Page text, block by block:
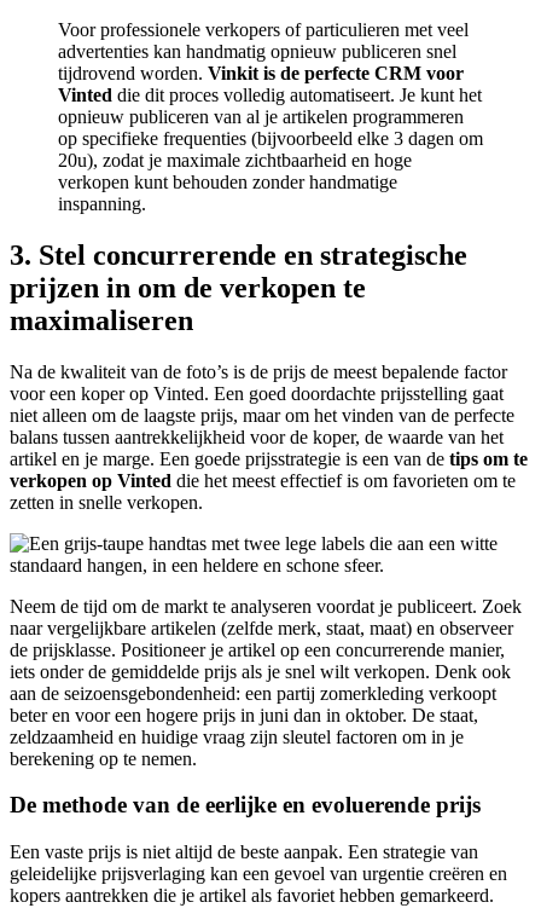
Voor professionele verkopers of particulieren met veel
advertenties kan handmatig opnieuw publiceren snel
tijdrovend worden. Vinkit is de perfecte CRM voor
Vinted die dit proces volledig automatiseert. Je kunt het
opnieuw publiceren van al je artikelen programmeren
op specifieke frequenties (bijvoorbeeld elke 3 dagen om
20u), zodat je maximale zichtbaarheid en hoge
verkopen kunt behouden zonder handmatige
inspanning.
3. Stel concurrerende en strategische
prijzen in om de verkopen te
maximaliseren
Na de kwaliteit van de foto’s is de prijs de meest bepalende factor
voor een koper op Vinted. Een goed doordachte prijsstelling gaat
niet alleen om de laagste prijs, maar om het vinden van de perfecte
balans tussen aantrekkelijkheid voor de koper, de waarde van het
artikel en je marge. Een goede prijsstrategie is een van de tips om te
verkopen op Vinted die het meest effectief is om favorieten om te
zetten in snelle verkopen.
Neem de tijd om de markt te analyseren voordat je publiceert. Zoek
naar vergelijkbare artikelen (zelfde merk, staat, maat) en observeer
de prijsklasse. Positioneer je artikel op een concurrerende manier,
iets onder de gemiddelde prijs als je snel wilt verkopen. Denk ook
aan de seizoensgebondenheid: een partij zomerkleding verkoopt
beter en voor een hogere prijs in juni dan in oktober. De staat,
zeldzaamheid en huidige vraag zijn sleutel factoren om in je
berekening op te nemen.
De methode van de eerlijke en evoluerende prijs
Een vaste prijs is niet altijd de beste aanpak. Een strategie van
geleidelijke prijsverlaging kan een gevoel van urgentie creëren en
kopers aantrekken die je artikel als favoriet hebben gemarkeerd.